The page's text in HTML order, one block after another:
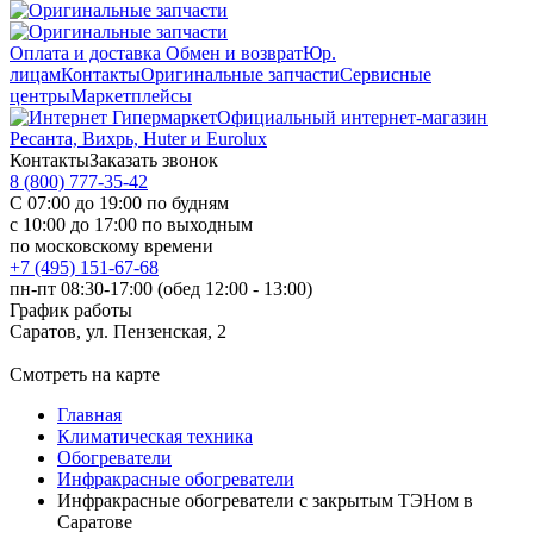
Оплата и доставка Обмен и возвратЮр.
лицамКонтактыОригинальные запчастиСервисные
центрыМаркетплейсы
Официальный интернет-магазин
Ресанта, Вихрь, Huter и Eurolux
КонтактыЗаказать звонок
8 (800) 777-35-42
С 07:00 до 19:00 по будням
с 10:00 до 17:00 по выходным
по московскому времени
+7 (495) 151-67-68
пн-пт 08:30-17:00 (обед 12:00 - 13:00)
График работы
Саратов, ул. Пензенская, 2
Смотреть на карте
Главная
Климатическая техника
Обогреватели
Инфракрасные обогреватели
Инфракрасные обогреватели с закрытым ТЭНом в
Саратове